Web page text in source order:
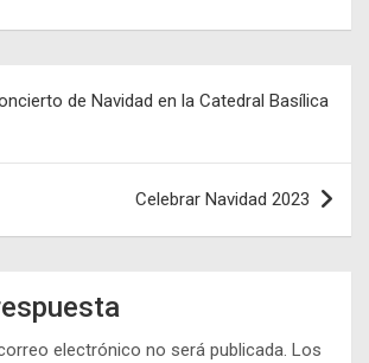
de Navidad en la Catedral Basílica
Celebrar Navidad 2023
electrónico no será publicada. Los